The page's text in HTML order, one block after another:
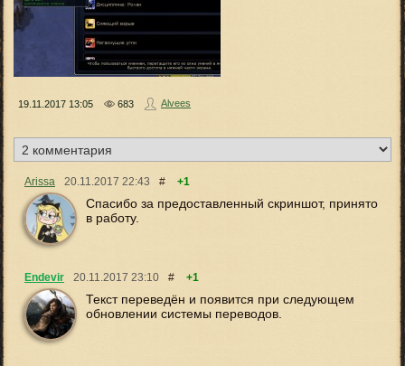
19.11.2017 13:05 683 Alvees
Arissa 20.11.2017 22:43 # +1
Спасибо за предоставленный скриншот, принято
в работу.
Endevir 20.11.2017 23:10 # +1
Текст переведён и появится при следующем
обновлении системы переводов.